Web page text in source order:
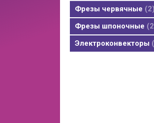
Фрезы червячные
2
Фрезы шпоночные
2
Электроконвекторы